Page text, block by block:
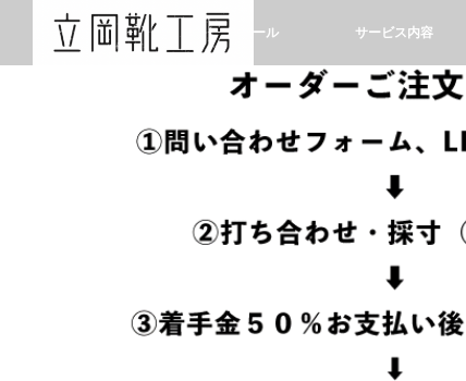
ホーム プロフィール サービス内容